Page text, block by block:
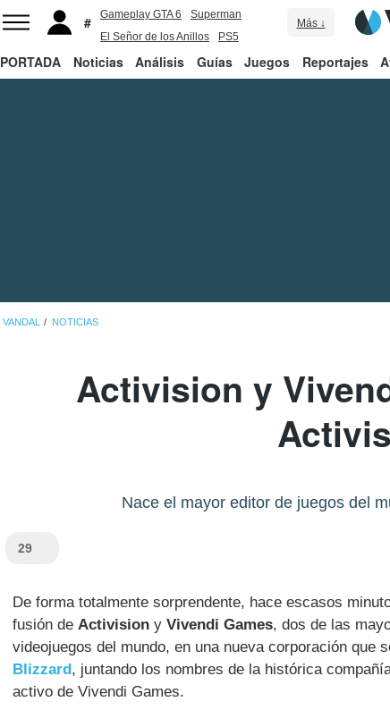
Gameplay GTA 6
Superman
El Señor de los Anillos
PS5
Más ↓
PORTADA Noticias Análisis Guías Juegos Reportajes
VANDAL NOTICIAS
Activision y
Nace el mayor editor de juegos del
29
De forma totalmente sorprendente, hace escasos
fusión de Activision y Vivendi Games, dos de las
videojuegos del mundo, en una nueva corporación que
Blizzard , juntando los nombres de la histórica
activo de Vivendi Games.